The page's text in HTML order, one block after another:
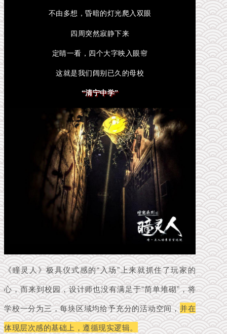
不由多想，昏暗的灯光爬入双眼
四周突然寂静下来
定睛一看，四个大字映入眼帘
这就是我们阔别已久的母校
“清宁中学”
《瞳灵人》极具仪式感的“入场”上来就抓住了玩家的
心，而来到校园，设计师也没有满足于“简单堆砌”，将
学校一分为三，每块区域均给予充分的活动空间，并在
体现层次感的基础上，遵循现实逻辑。